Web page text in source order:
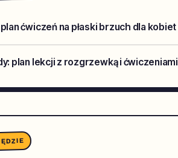
ćwiczeń na płaski brzuch dla kobiet
plan lekcji z rozgrzewką i ćwiczeniami